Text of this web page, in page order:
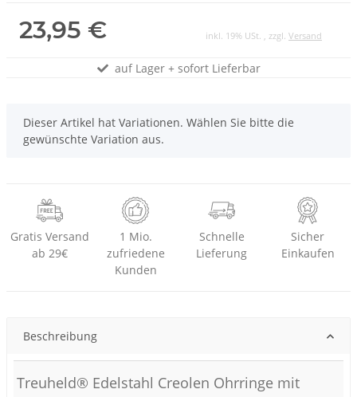
23,95 € inkl. 19% USt. , zzgl. Versand
auf Lager + sofort Lieferbar
x
Dieser Artikel hat Variationen. Wählen Sie bitte die
gewünschte Variation aus.
Gratis Versand
ab 29€
1 Mio.
zufriedene
Kunden
Schnelle
Lieferung
Sicher
Einkaufen
Beschreibung
Treuheld® Edelstahl Creolen Ohrringe mit